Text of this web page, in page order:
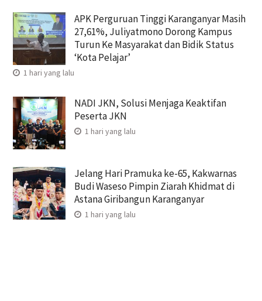
APK Perguruan Tinggi Karanganyar Masih
27,61%, Juliyatmono Dorong Kampus
Turun Ke Masyarakat dan Bidik Status
‘Kota Pelajar’
1 hari yang lalu
NADI JKN, Solusi Menjaga Keaktifan
Peserta JKN
1 hari yang lalu
Jelang Hari Pramuka ke-65, Kakwarnas
Budi Waseso Pimpin Ziarah Khidmat di
Astana Giribangun Karanganyar
1 hari yang lalu